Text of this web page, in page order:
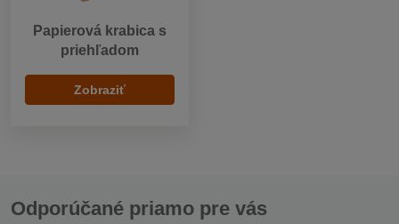
Papierová krabica s
priehľadom
Zobraziť
Odporúčané priamo pre vás